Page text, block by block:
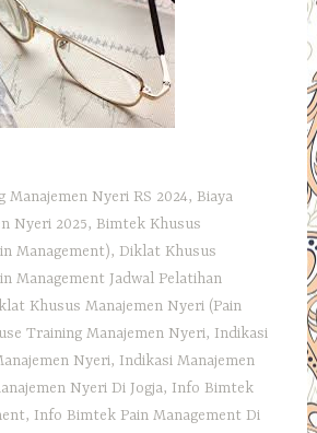
Manajemen Nyeri RS 2024, Biaya
Nyeri 2025, Bimtek Khusus
Management),Diklat Khusus
Management Jadwal Pelatihan
Khusus Manajemen Nyeri (Pain
Training Manajemen Nyeri, Indikasi
Nyeri, Indikasi Manajemen
Nyeri Di Jogja, Info Bimtek
, Info Bimtek Pain Management Di